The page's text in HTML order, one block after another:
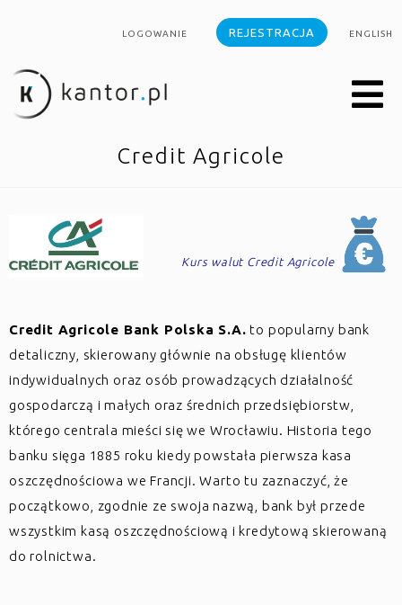
LOGOWANIE REJESTRACJA ENGLISH
Credit Agricole
Kurs walut Credit Agricole
Credit Agricole Bank Polska S.A. to popularny bank
detaliczny, skierowany głównie na obsługę klientów
indywidualnych oraz osób prowadzących działalność
gospodarczą i małych oraz średnich przedsiębiorstw,
którego centrala mieści się we Wrocławiu. Historia tego
banku sięga 1885 roku kiedy powstała pierwsza kasa
oszczędnościowa we Francji. Warto tu zaznaczyć, że
początkowo, zgodnie ze swoja nazwą, bank był przede
wszystkim kasą oszczędnościową i kredytową skierowaną
do rolnictwa.